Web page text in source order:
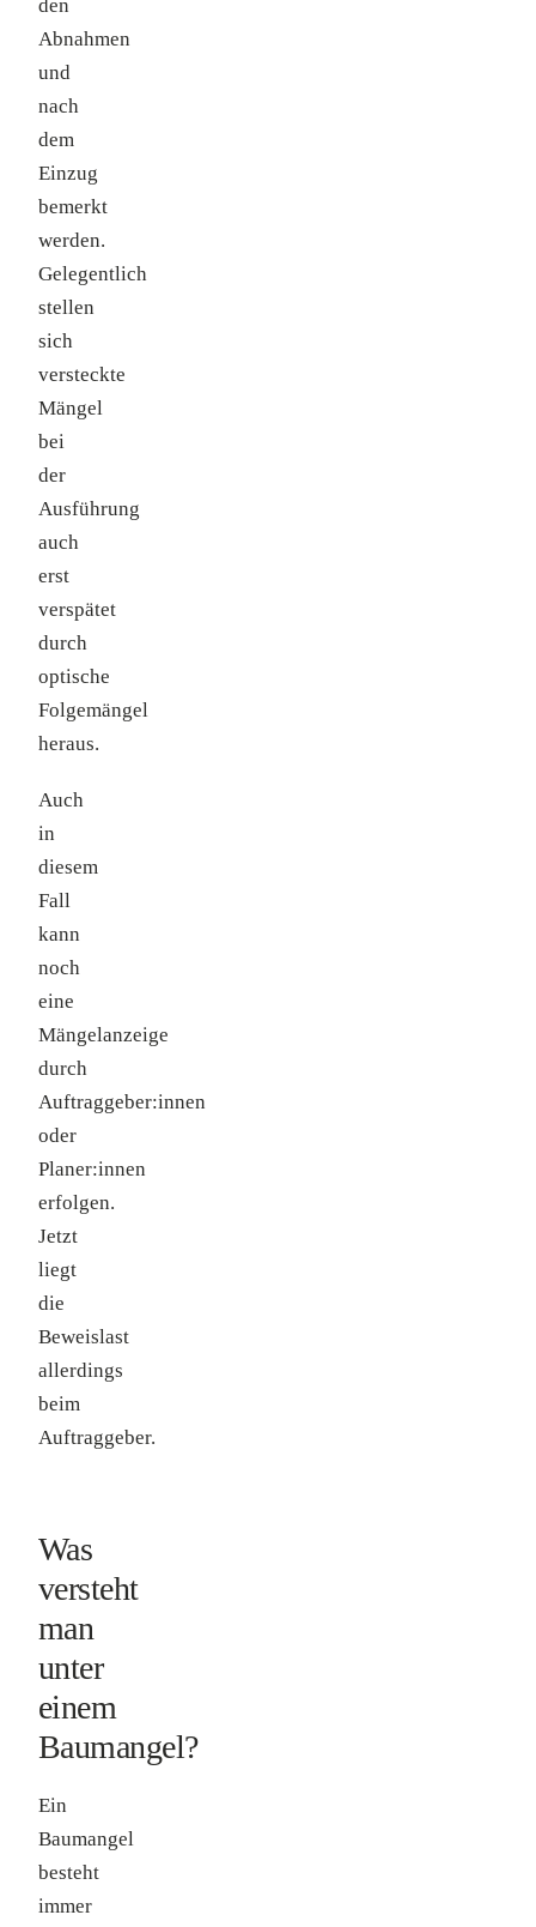
den
Abnahmen
und
nach
dem
Einzug
bemerkt
werden.
Gelegentlich
stellen
sich
versteckte
Mängel
bei
der
Ausführung
auch
erst
verspätet
durch
optische
Folgemängel
heraus.
Auch
in
diesem
Fall
kann
noch
eine
Mängelanzeige
durch
Auftraggeber:innen
oder
Planer:innen
erfolgen.
Jetzt
liegt
die
Beweislast
allerdings
beim
Auftraggeber.
Was
versteht
man
unter
einem
Baumangel?
Ein
Baumangel
besteht
immer